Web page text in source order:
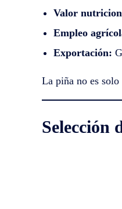
Valor
Empleo
Exportación:
La piña no es
Selección